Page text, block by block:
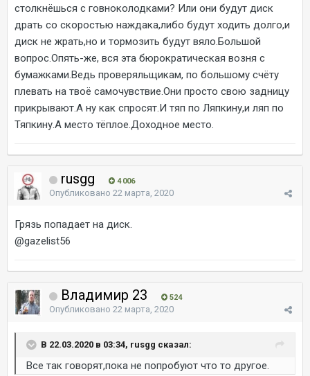
столкнёшься с говноколодками? Или они будут диск
драть со скоростью наждака,либо будут ходить долго,и
диск не жрать,но и тормозить будут вяло.Большой
вопрос.Опять-же, вся эта бюрократическая возня с
бумажками.Ведь проверяльщикам, по большому счёту
плевать на твоё самочувствие.Они просто свою задницу
прикрывают.А ну как спросят.И тяп по Ляпкину,и ляп по
Тяпкину.А место тёплое.Доходное место.
rusgg 4 006
Опубликовано 22 марта, 2020
Грязь попадает на диск.
@gazelist56
Владимир 23 524
Опубликовано 22 марта, 2020
В 22.03.2020 в 03:34, rusgg сказал:
Все так говорят,пока не попробуют что то другое.